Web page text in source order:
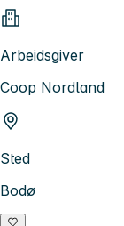
Arbeidsgiver
Coop Nordland
Sted
Bodø